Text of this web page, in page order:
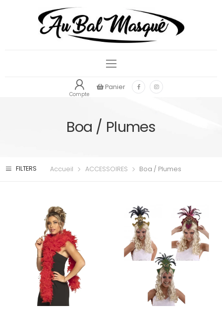
Compte
Panier
Boa / Plumes
FILTERS Accueil ACCESSOIRES Boa / Plumes